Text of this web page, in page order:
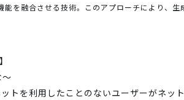
を融合させる技術。このアプローチにより、
トを利用したことのないユーザーがネッ